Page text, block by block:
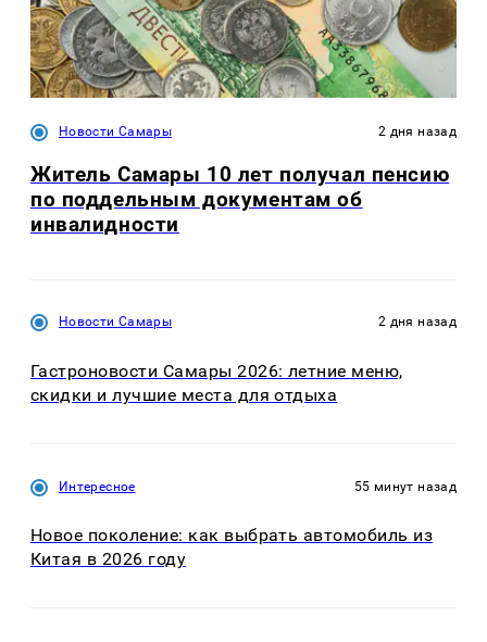
Новости Самары 2 дня назад
Житель Самары 10 лет получал пенсию
по поддельным документам об
инвалидности
Новости Самары 2 дня назад
Гастроновости Самары 2026: летние меню,
скидки и лучшие места для отдыха
Интересное 55 минут назад
Новое поколение: как выбрать автомобиль из
Китая в 2026 году